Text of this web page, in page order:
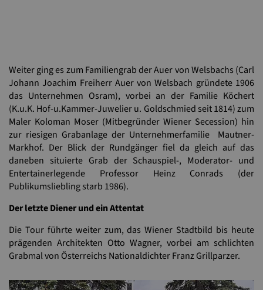
Weiter ging es zum Familiengrab der Auer von Welsbachs (Carl
Johann Joachim Freiherr Auer von Welsbach gründete 1906
das Unternehmen Osram), vorbei an der Familie Köchert
(K.u.K. Hof-u.Kammer-Juwelier u. Goldschmied seit 1814) zum
Maler Koloman Moser (Mitbegründer Wiener Secession) hin
zur riesigen Grabanlage der Unternehmerfamilie Mautner-
Markhof. Der Blick der Rundgänger fiel da gleich auf das
daneben situierte Grab der Schauspiel-, Moderator- und
Entertainerlegende Professor Heinz Conrads (der
Publikumsliebling starb 1986).
Der letzte Diener und ein Attentat
Die Tour führte weiter zum, das Wiener Stadtbild bis heute
prägenden Architekten Otto Wagner, vorbei am schlichten
Grabmal von Österreichs Nationaldichter Franz Grillparzer.